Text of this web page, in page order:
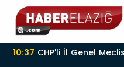
10:37 CHP'li İl Genel